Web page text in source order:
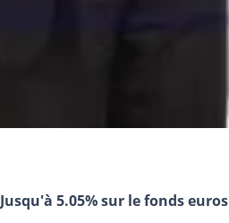
Jusqu'à 5.05% sur le fonds euros